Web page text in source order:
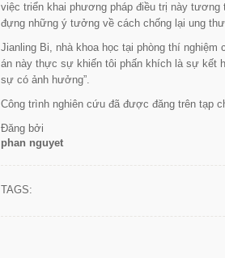
việc triển khai phương pháp điều trị này
đựng những ý tưởng về cách chống lại ung
Jianling Bi, nhà khoa học tại phòng thí
án này thực sự khiến tôi phấn khích là sự kết
sự có ảnh hưởng”.
Công trình nghiên cứu đã được đăng trên tạp
Đăng bởi
phan nguyet
TAGS: